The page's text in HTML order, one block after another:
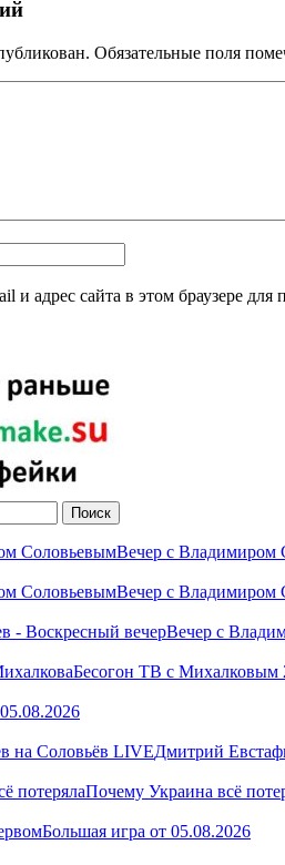
Обязательные поля
и адрес сайта в этом браузере
Вечер с Владимиром
Вечер с Владимиром
Вечер с
Бесогон ТВ с Михалковым
Дмитрий
Почему Украина всё
Большая игра от 05.08.2026